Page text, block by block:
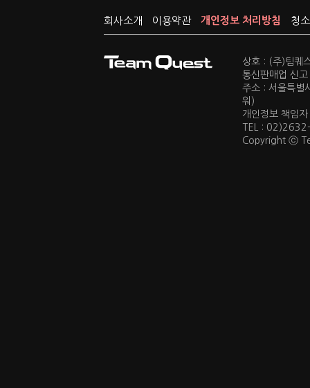
회사소개 이용약관 개인정보 처리방침 청
상호 : (주)팀퀘
통신판매업 신
주소 : 서울특
워)
개인정보 책
TEL :
Copyright ⓒ